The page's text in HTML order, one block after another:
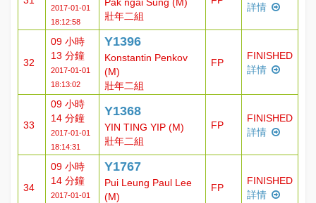
2017-01-01
18:12:58
壯年二組
詳情
32
09 小時
13 分鐘
2017-01-01
18:13:02
Y1396
Konstantin Penkov
(M)
壯年二組
FP
FINISHED
詳情
33
09 小時
14 分鐘
2017-01-01
18:14:31
Y1368
YIN TING YIP (M)
壯年二組
FP
FINISHED
詳情
34
09 小時
14 分鐘
2017-01-01
Y1767
Pui Leung Paul Lee
(M)
FP
FINISHED
詳情